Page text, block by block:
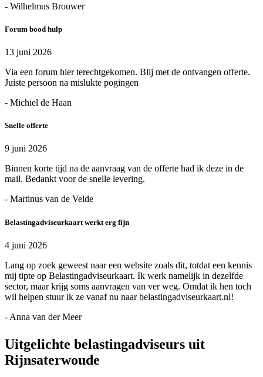
- Wilhelmus Brouwer
Forum bood hulp
13 juni 2026
Via een forum hier terechtgekomen. Blij met de ontvangen offerte.
Juiste persoon na mislukte pogingen
- Michiel de Haan
Snelle offerte
9 juni 2026
Binnen korte tijd na de aanvraag van de offerte had ik deze in de
mail. Bedankt voor de snelle levering.
- Martinus van de Velde
Belastingadviseurkaart werkt erg fijn
4 juni 2026
Lang op zoek geweest naar een website zoals dit, totdat een kennis
mij tipte op Belastingadviseurkaart. Ik werk namelijk in dezelfde
sector, maar krijg soms aanvragen van ver weg. Omdat ik hen toch
wil helpen stuur ik ze vanaf nu naar belastingadviseurkaart.nl!
- Anna van der Meer
Uitgelichte belastingadviseurs uit
Rijnsaterwoude